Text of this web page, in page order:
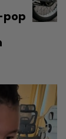
pop